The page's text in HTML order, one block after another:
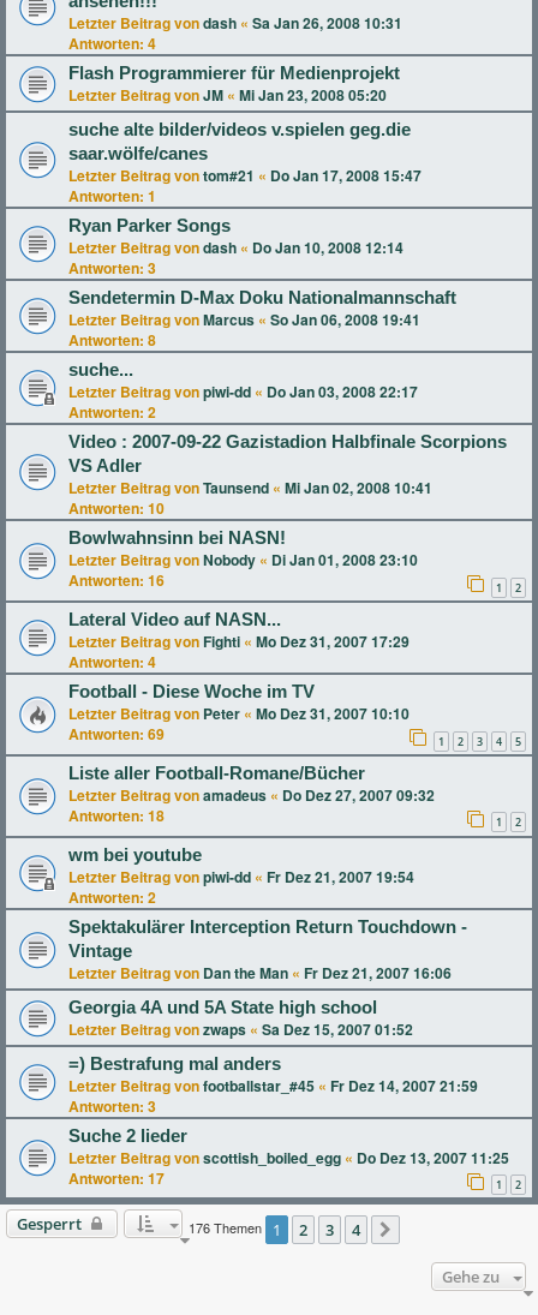
Letzter Beitrag vondash « Sa Jan 26, 2008 10:31
Antworten: 4
Flash Programmierer für Medienprojekt
Letzter Beitrag vonJM « Mi Jan 23, 2008 05:20
suche alte bilder/videos v.spielen geg.die
saar.wölfe/canes
Letzter Beitrag vontom#21 « Do Jan 17, 2008 15:47
Antworten: 1
Ryan Parker Songs
Letzter Beitrag vondash « Do Jan 10, 2008 12:14
Antworten: 3
Sendetermin D-Max Doku Nationalmannschaft
Letzter Beitrag vonMarcus « So Jan 06, 2008 19:41
Antworten: 8
suche...
Letzter Beitrag vonpiwi-dd « Do Jan 03, 2008 22:17
Antworten: 2
Video : 2007-09-22 Gazistadion Halbfinale Scorpions
VS Adler
Letzter Beitrag vonTaunsend « Mi Jan 02, 2008 10:41
Antworten: 10
Bowlwahnsinn bei NASN!
Letzter Beitrag vonNobody « Di Jan 01, 2008 23:10
Antworten: 16 1 2
Lateral Video auf NASN...
Letzter Beitrag von Fighti « Mo Dez 31, 2007 17:29
Antworten: 4
Football - Diese Woche im TV
Letzter Beitrag von Peter « Mo Dez 31, 2007 10:10
Antworten: 69 1 2 3 4 5
Liste aller Football-Romane/Bücher
Letzter Beitrag vonamadeus « Do Dez 27, 2007 09:32
Antworten: 18 1 2
wm bei youtube
Letzter Beitrag vonpiwi-dd « Fr Dez 21, 2007 19:54
Antworten: 2
Spektakulärer Interception Return Touchdown -
Vintage
Letzter Beitrag von Dan the Man « Fr Dez 21, 2007 16:06
Georgia 4A und 5A State high school
Letzter Beitrag vonzwaps « Sa Dez 15, 2007 01:52
=) Bestrafung mal anders
Letzter Beitrag vonfootballstar_#45 « Fr Dez 14, 2007 21:59
Antworten: 3
Suche 2 lieder
Letzter Beitrag vonscottish_boiled_egg « Do Dez 13, 2007 11:25
Antworten: 17 1 2
Gesperrt 176 Themen 1 2 3 4
Gehe zu